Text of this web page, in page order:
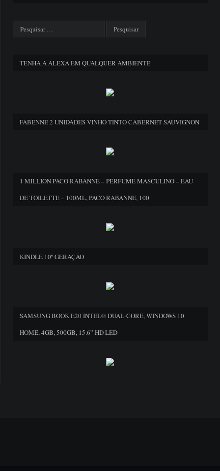
TENHA A ALEXA EM QUALQUER AMBIENTE
FABENNE 2 UNIDADES VINHO TINTO CABERNET SAUVIGNON
1 MILLION PACO RABANNE – PERFUME MASCULINO – EAU
DE TOILETTE – 100ML, PACO RABANNE, 100
KINDLE 10º GERAÇÃO
SAMSUNG BOOK E20 INTEL® DUAL-CORE, WINDOWS 10
HOME, 4GB, 500GB, 15.6” HD LED